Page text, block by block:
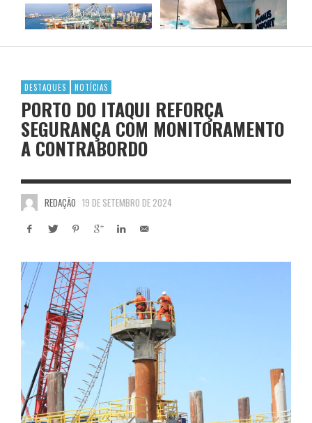
DESTAQUES NOTÍCIAS
PORTO DO ITAQUI REFORÇA
SEGURANÇA COM MONITORAMENTO
A CONTRABORDO
REDAÇÃO 19 DE SETEMBRO DE 2024